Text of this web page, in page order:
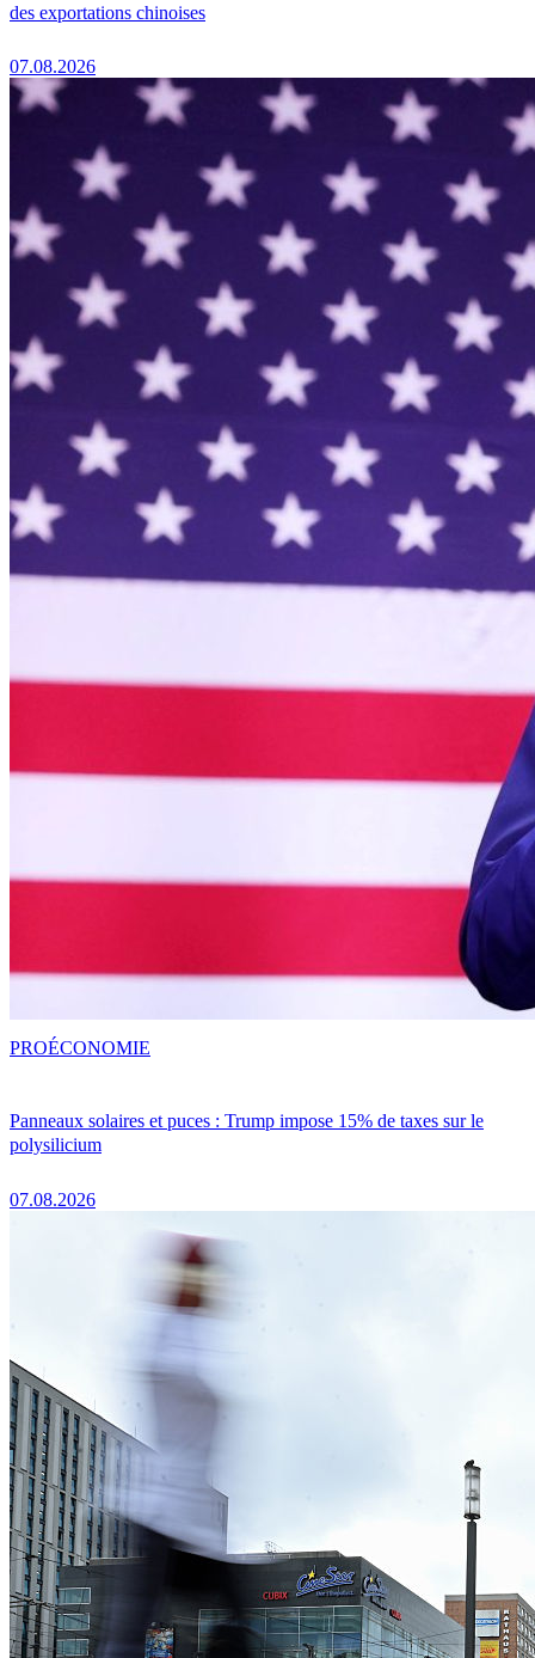
des exportations chinoises
07.08.2026
Panneaux solaires et puces : Trump impose 15% de taxes sur le
polysilicium
07.08.2026
PROÉCONOMIE